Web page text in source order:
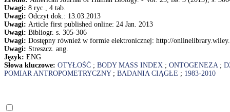
Uwagi: 8 ryc., 4 tab.
Uwagi: Odczyt dok.: 13.03.2013
Uwagi: Article first published online: 24 Jan. 2013
Uwagi: Bibliogr. s. 305-306
Uwagi: Dostępny również w formie elektronicznej: http://
Uwagi: Streszcz. ang.
Język: ENG
Słowa kluczowe: OTYŁOŚĆ ; BODY MASS INDEX ; ONTOGENEZA;
POMIAR ANTROPOMETRYCZNY; BADANIA CIĄGŁE ; 1983-2010